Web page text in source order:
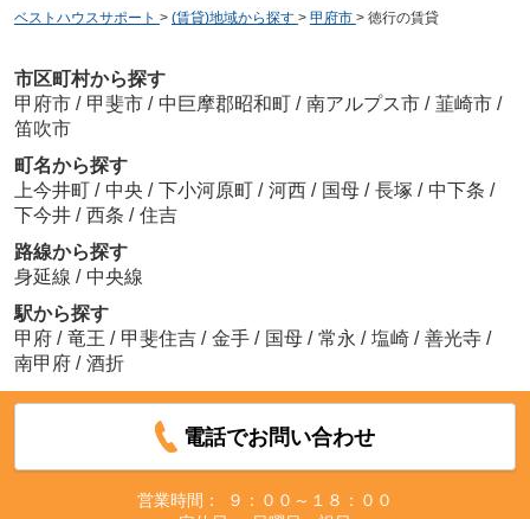
ベストハウスサポート > (賃貸)地域から探す > 甲府市 > 徳行の賃貸
市区町村から探す
甲府市 / 甲斐市 / 中巨摩郡昭和町 / 南アルプス市 / 韮崎市 /
笛吹市
町名から探す
上今井町 / 中央 / 下小河原町 / 河西 / 国母 / 長塚 / 中下条 /
下今井 / 西条 / 住吉
路線から探す
身延線 / 中央線
駅から探す
甲府 / 竜王 / 甲斐住吉 / 金手 / 国母 / 常永 / 塩崎 / 善光寺 /
南甲府 / 酒折
電話でお問い合わせ
営業時間：
９：００～１８：００